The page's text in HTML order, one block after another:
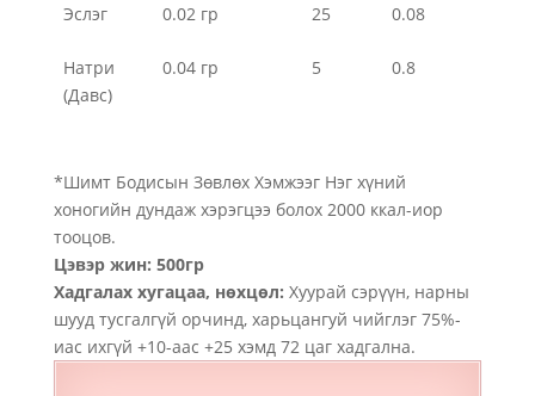
Эслэг 0.02 гр 25 0.08
Натри
(Давс)
0.04 гр 5 0.8
*Шимт Бодисын Зөвлөх Хэмжээг Нэг хүний
хоногийн дундаж хэрэгцээ болох 2000 ккал-иор
тооцов.
Цэвэр жин: 500гр
Хадгалах хугацаа, нөхцөл: Хуурай сэрүүн, нарны
шууд тусгалгүй орчинд, харьцангуй чийглэг 75%-
иас ихгүй +10-аас +25 хэмд 72 цаг хадгална.